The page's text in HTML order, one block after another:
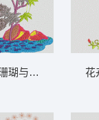
瑚与植物刺绣图 树
花